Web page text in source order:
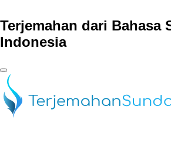
Terjemahan dari Bahasa
Indonesia